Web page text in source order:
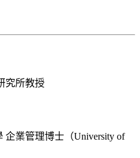
究所教授
企業管理博士（University of